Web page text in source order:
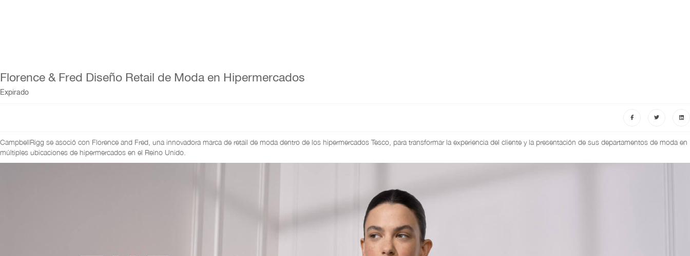
Florence & Fred Diseño Retail de Moda en Hipermercados
Expirado
CampbellRigg se asoció con Florence and Fred, una innovadora marca de retail de moda dentro de los hipermercados Tesco, para transformar la experiencia del cliente y la presentación de sus departamentos de moda en
múltiples ubicaciones de hipermercados en el Reino Unido.